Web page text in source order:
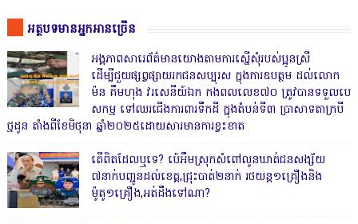
អត្ថបទមានអ្នកអានច្រើន
អង្គភាពសារេព័ត៌មានយោងតាមការស្នើសុំរបស់ប្អូនស្រី
ដើម្បីជួយផ្សព្វផ្សាយរកជនសប្បុរស ក្នុងការឧបត្ថម ដល់លោក
ម៉ន គឹមហុង វរសេនីយ៍ឯក កងពលលេខ៧០ ត្រូវបានទទួលបេ
សកម្ម ទៅឈរជើងការពារទឹកដី ក្នុងតំបន់ទី៣ ប្រាសាទតាក្របី
ថ្មដូន តាំងពីខែមិថុនា ឆ្នាំ២០២៥ដោយសារមានការខ្វះខាត
តើពិតដែលឬទេ? ប៉េអឹមស្រុកសំពៅលូនឃាត់ជនសង្ស័យ
៧នាក់បញ្ជូនដល់ខេត្ត,ជ្រុះបាត់២នាក់ រថយន្ត១គ្រឿងនិង
ម៉ូតូ១គ្រឿង,អត់ដឹងទៅណា?